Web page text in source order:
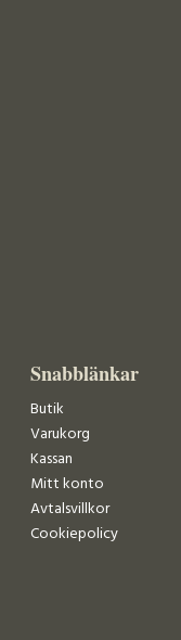
Snabblänkar
Butik
Varukorg
Kassan
Mitt konto
Avtalsvillkor
Cookiepolicy